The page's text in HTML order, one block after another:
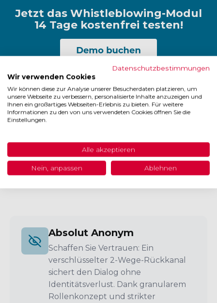
Jetzt das Whistleblowing-Modul
14 Tage kostenfrei testen!
Die Vorteile des AKARION
Whistleblowing-Moduls
Absolut Anonym
Schaffen Sie Vertrauen: Ein
verschlüsselter 2-Wege-Rückkanal
sichert den Dialog ohne
Identitätsverlust. Dank granularem
Rollenkonzept und strikter
Datenschutzbestimmungen
Wir verwenden Cookies
Wir können diese zur Analyse unserer Besucherdaten platzieren, um
unsere Webseite zu verbessern, personalisierte Inhalte anzuzeigen und
Ihnen ein großartiges Webseiten-Erlebnis zu bieten. Für weitere
Informationen zu den von uns verwendeten Cookies öffnen Sie die
Einstellungen.
Alle akzeptieren
Nein, anpassen Ablehnen